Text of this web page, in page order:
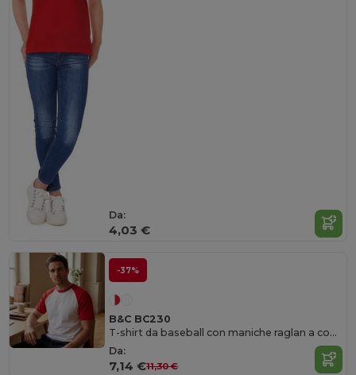
Da:
4,03 €
-37%
B&C BC230
T-shirt da baseball con maniche raglan a contrasto
Da:
7,14 €11,30 €